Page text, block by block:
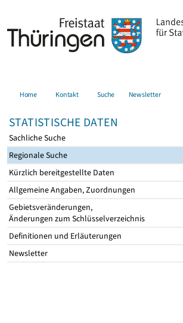
Home Kontakt Suche Newsletter
STATISTISCHE DATEN
Sachliche Suche
Regionale Suche
Kürzlich bereitgestellte Daten
Allgemeine Angaben, Zuordnungen
Gebietsveränderungen,
Änderungen zum Schlüsselverzeichnis
Definitionen und Erläuterungen
Newsletter